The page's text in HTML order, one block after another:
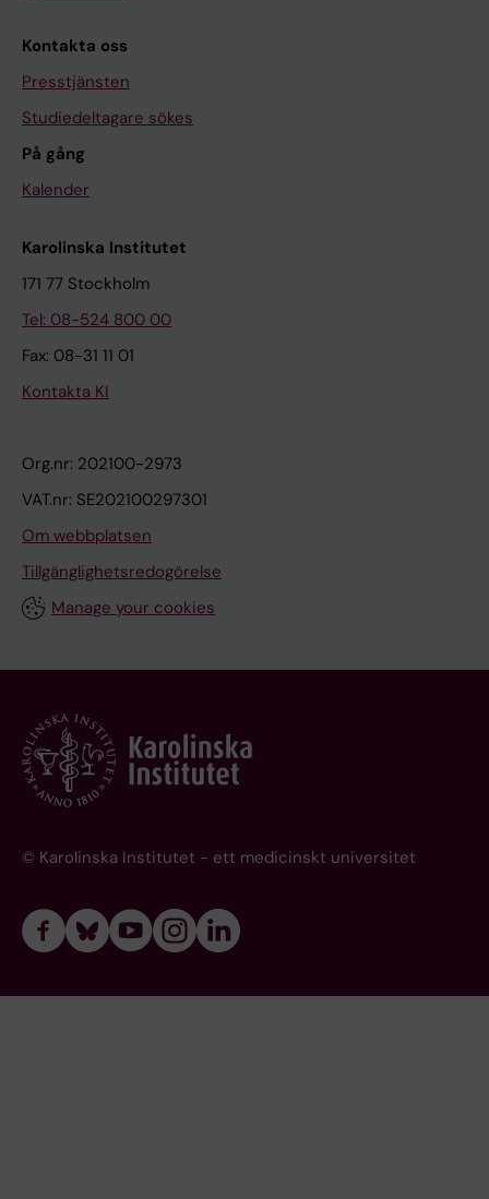
Kontakta oss
Presstjänsten
Studiedeltagare sökes
På gång
Kalender
Karolinska Institutet
171 77 Stockholm
Tel: 08-524 800 00
Fax: 08-31 11 01
Kontakta KI
Org.nr: 202100-2973
VAT.nr: SE202100297301
Om webbplatsen
Tillgänglighetsredogörelse
Manage your cookies
© Karolinska Institutet - ett medicinskt universitet